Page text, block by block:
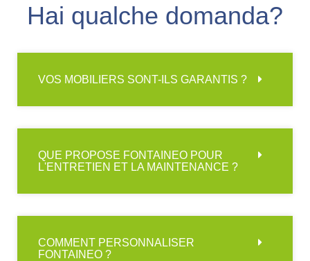
Hai qualche domanda?
VOS MOBILIERS SONT-ILS GARANTIS ?
QUE PROPOSE FONTAINEO POUR
L'ENTRETIEN ET LA MAINTENANCE ?
COMMENT PERSONNALISER
FONTAINEO ?